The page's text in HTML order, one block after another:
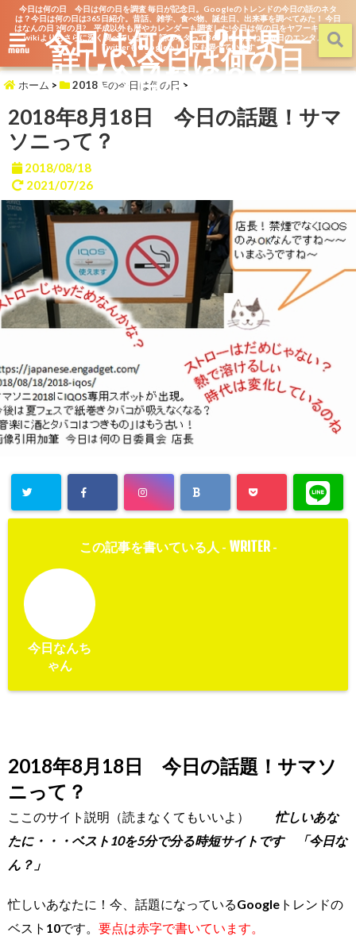
今日は何の日 今日は何の日を調査 毎日が記念日。Googleのトレンドの今日の話のネタ
は？今日は何の日は365日紹介。昔話、雑学、食べ物、誕生日、出来事を調べてみた！ 今日
はなんの日 ?何の月? 平成以外も暦やカレンダーも調査した!今日は何の日をヤフーキッズや
wikiよりもさらに深く調べています。話のネタって365日あるよね。毎日のエンタメを
TwitterもGoogleトレンドも調べています
menu 今日は何の日?世界一
詳しい今日は何の日
【今日なん？】
ホーム > 2018年の今日は何の日 >
2018年8月18日 今日の話題！サマ
ソニって？
2018/08/18
2021/07/26
この記事を書いている人 - WRITER-
今日なんち
ゃん
2018年8月18日 今日の話題！サマソ
ニって？
ここのサイト説明（読まなくてもいいよ） 忙しいあな
たに・・・ベスト10を5分で分る時短サイトです 「今日な
ん？」
忙しいあなたに！今、話題になっているGoogleトレンドの
ベスト10です。 要点は赤字で書いています。